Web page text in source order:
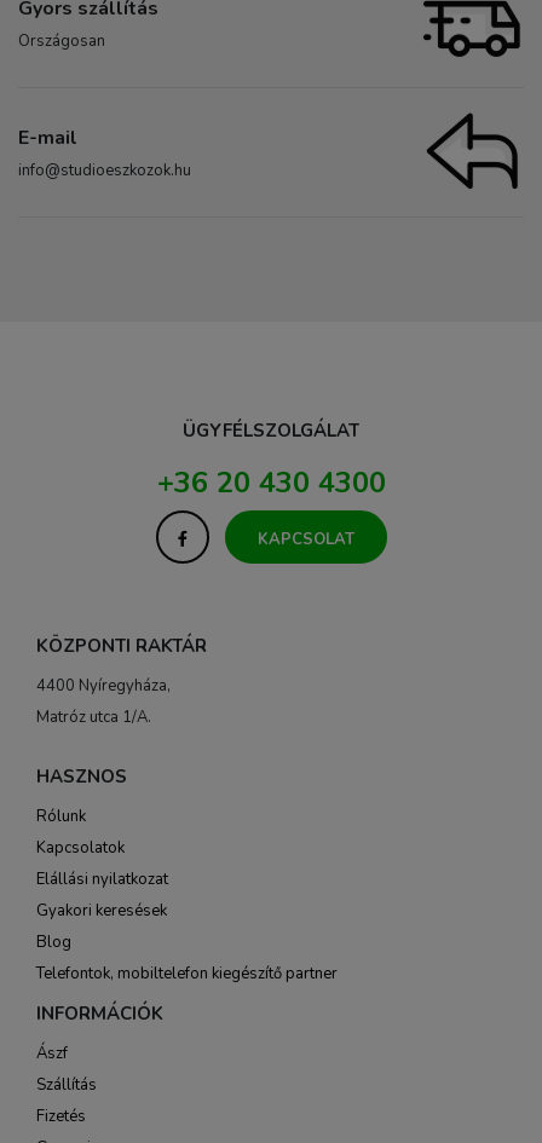
Gyors szállítás
Országosan
E-mail
info@studioeszkozok.hu
ÜGYFÉLSZOLGÁLAT
+36 20 430 4300
KAPCSOLAT
KÖZPONTI RAKTÁR
4400 Nyíregyháza,
Matróz utca 1/A.
HASZNOS
Rólunk
Kapcsolatok
Elállási nyilatkozat
Gyakori keresések
Blog
Telefontok, mobiltelefon kiegészítő partner
INFORMÁCIÓK
Ászf
Szállítás
Fizetés